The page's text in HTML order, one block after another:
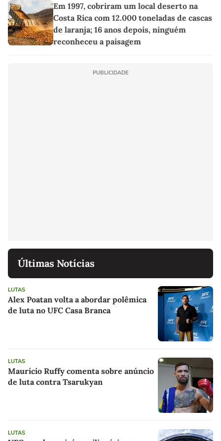
Em 1997, cobriram um local deserto na
Costa Rica com 12.000 toneladas de cascas
de laranja; 16 anos depois, ninguém
reconheceu a paisagem
PUBLICIDADE
Últimas Notícias
LUTAS
Alex Poatan volta a abordar polêmica
de luta no UFC Casa Branca
LUTAS
Maurício Ruffy comenta sobre anúncio
de luta contra Tsarukyan
LUTAS